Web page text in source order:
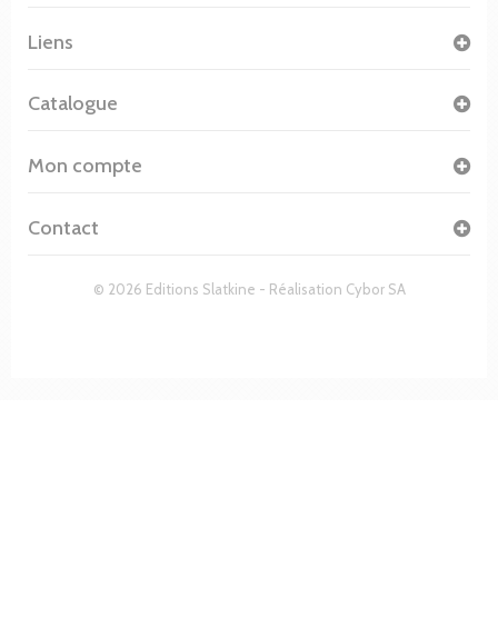
© 2026 Editions Slatkine - Réalisation Cybor SA
Liens
Catalogue
Mon compte
Contact